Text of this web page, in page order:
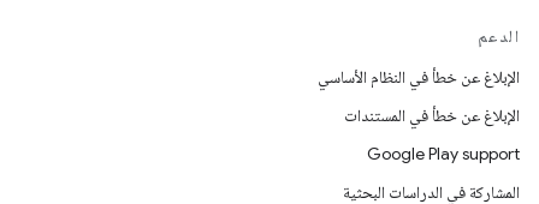
الدعم
الإبلاغ عن خطأ في النظام الأساسي
الإبلاغ عن خطأ في المستندات
Google Play support
المشاركة في الدراسات البحثية